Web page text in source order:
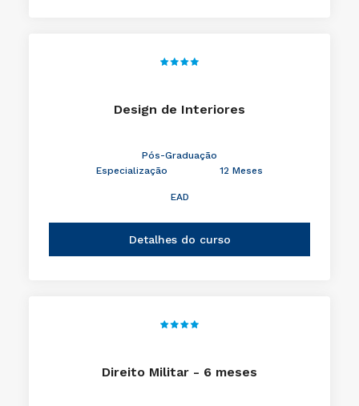
Design de Interiores
Pós-Graduação
Especialização
12 Meses
EAD
Detalhes do curso
Direito Militar - 6 meses